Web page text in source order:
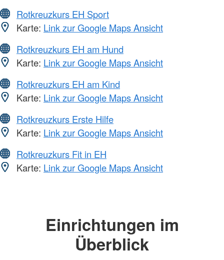
Rotkreuzkurs EH Sport
Karte: Link zur Google Maps Ansicht
Rotkreuzkurs EH am Hund
Karte: Link zur Google Maps Ansicht
Rotkreuzkurs EH am Kind
Karte: Link zur Google Maps Ansicht
Rotkreuzkurs Erste Hilfe
Karte: Link zur Google Maps Ansicht
Rotkreuzkurs Fit in EH
Karte: Link zur Google Maps Ansicht
Einrichtungen im
Überblick